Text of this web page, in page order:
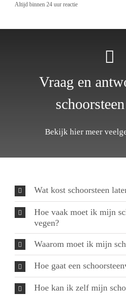
Altijd binnen 24 uur reactie
Vraag en
Bekijk hier meer
Wat kost schoorsteen
Hoe vaak moet ik mijn
vegen?
Waarom moet ik mijn
Hoe gaat een
Hoe kan ik zelf mijn